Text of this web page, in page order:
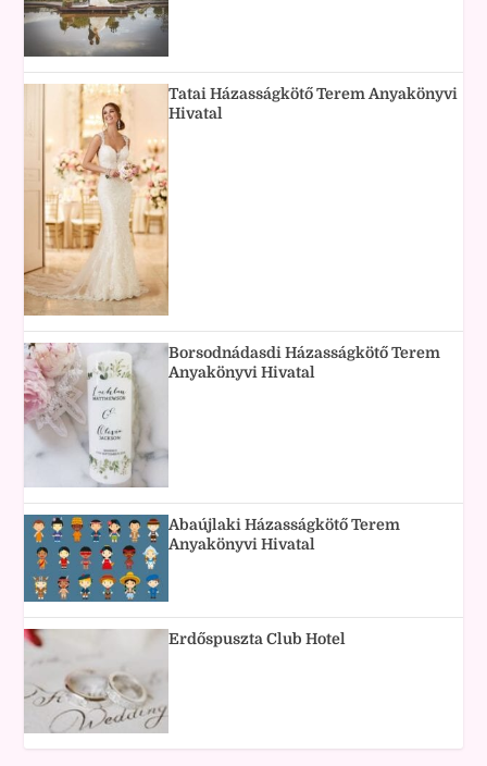
Tatai Házasságkötő Terem Anyakönyvi
Hivatal
Borsodnádasdi Házasságkötő Terem
Anyakönyvi Hivatal
Abaújlaki Házasságkötő Terem
Anyakönyvi Hivatal
Erdőspuszta Club Hotel